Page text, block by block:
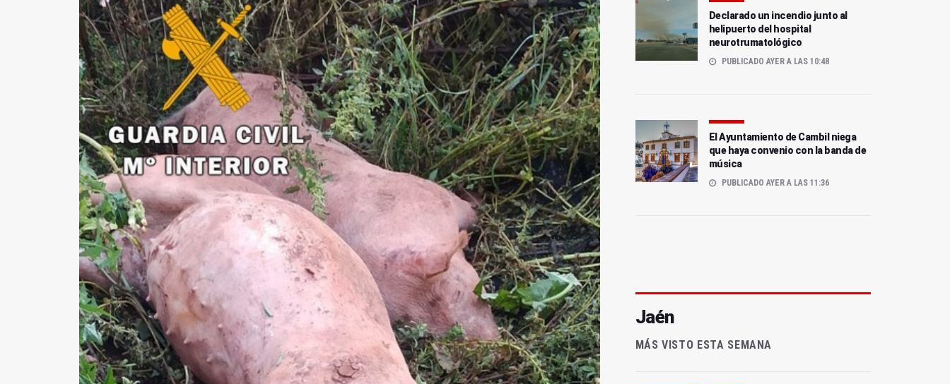
Declarado un incendio junto al
helipuerto del hospital
neurotrumatológico
PUBLICADO AYER A LAS 10:48
El Ayuntamiento de Cambil niega
que haya convenio con la banda de
música
PUBLICADO AYER A LAS 11:36
Jaén
MÁS VISTO ESTA SEMANA